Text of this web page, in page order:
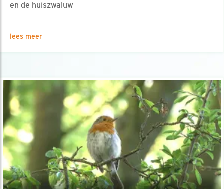
en de huiszwaluw
lees meer